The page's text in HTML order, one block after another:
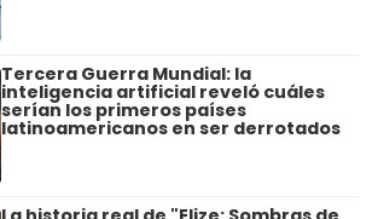
Tercera Guerra Mundial: la
inteligencia artificial reveló cuáles
serían los primeros países
latinoamericanos en ser derrotados